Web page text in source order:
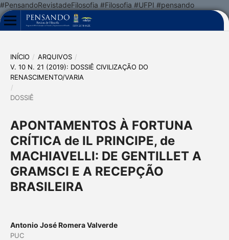
#PensandoRevistadeFilosofia #Filosofia #UFPI #pensando
INÍCIO / ARQUIVOS /
V. 10 N. 21 (2019): DOSSIÊ CIVILIZAÇÃO DO
RENASCIMENTO/VARIA
/
DOSSIÊ
APONTAMENTOS À FORTUNA
CRÍTICA de IL PRINCIPE, de
MACHIAVELLI: DE GENTILLET A
GRAMSCI E A RECEPÇÃO
BRASILEIRA
Antonio José Romera Valverde
PUC